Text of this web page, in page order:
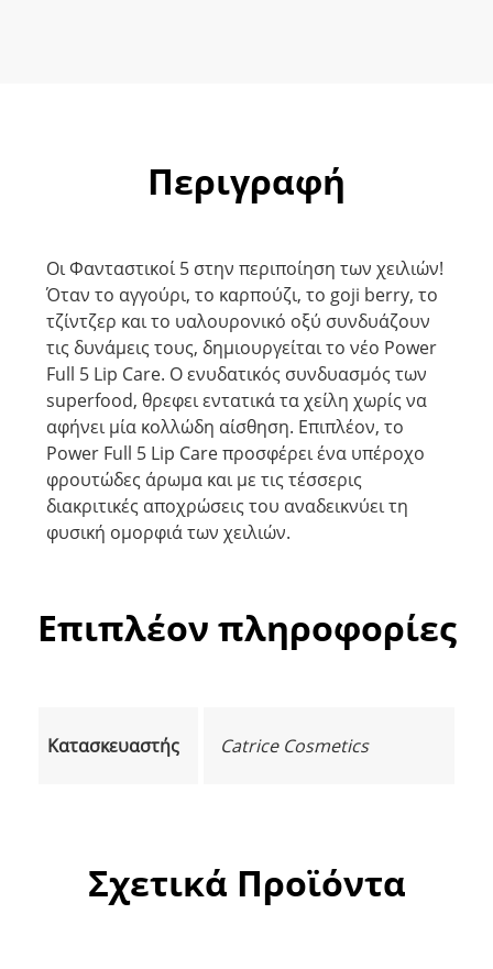
Περιγραφή
Οι Φανταστικοί 5 στην περιποίηση των χειλιών!
Όταν το αγγούρι, το καρπούζι, το goji berry, το
τζίντζερ και το υαλουρονικό οξύ συνδυάζουν
τις δυνάμεις τους, δημιουργείται το νέο Power
Full 5 Lip Care. Ο ενυδατικός συνδυασμός των
superfood, θρεφει εντατικά τα χείλη χωρίς να
αφήνει μία κολλώδη αίσθηση. Επιπλέον, το
Power Full 5 Lip Care προσφέρει ένα υπέροχο
φρουτώδες άρωμα και με τις τέσσερις
διακριτικές αποχρώσεις του αναδεικνύει τη
φυσική ομορφιά των χειλιών.
Επιπλέον πληροφορίες
Κατασκευαστής Catrice Cosmetics
Σχετικά Προϊόντα